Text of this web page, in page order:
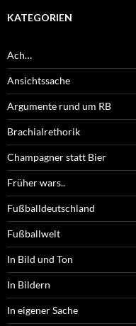
KATEGORIEN
Ach…
Ansichtssache
Argumente rund um RB
Brachialrethorik
Champagner statt Bier
Früher wars..
Fußballdeutschland
Fußballwelt
In Bild und Ton
In Bildern
In eigener Sache